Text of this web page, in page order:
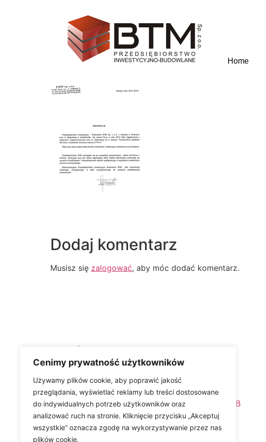
Cenimy prywatność użytkowników
Używamy plików cookie, aby poprawić jakość
przeglądania, wyświetlać reklamy lub treści dostosowane
do indywidualnych potrzeb użytkowników oraz
analizować ruch na stronie. Kliknięcie przycisku „Akceptuj
wszystkie” oznacza zgodę na wykorzystywanie przez nas
plików cookie.
Home
Dodaj komentarz
Musisz się zalogować, aby móc dodać komentarz.
© Copyright 2024 BTM Sp. z o.o. Realizacja KDWEB